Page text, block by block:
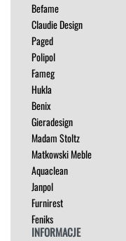
ŁÓŻKA
MEBLE RTV
NAROŻNIKI
OUTLET
PUFY
SOFY
STOLIKI
STOŁY
SZAFKI I KOMODY
Befame
Claudie Design
Paged
Polipol
Fameg
Hukla
Benix
Gieradesign
Madam Stoltz
Matkowski Meble
Aquaclean
Janpol
Furnirest
Feniks
INFORMACJE